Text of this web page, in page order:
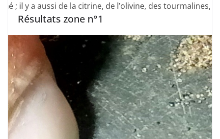
; il y a aussi de la citrine, de l’olivine, des tourmalines,
Résultats zone n°1